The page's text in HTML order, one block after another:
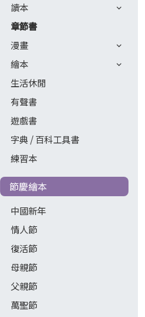
讀本
章節書
漫畫
繪本
生活休閒
有聲書
遊戲書
字典 / 百科工具書
練習本
節慶繪本
中國新年
情人節
復活節
母親節
父親節
萬聖節